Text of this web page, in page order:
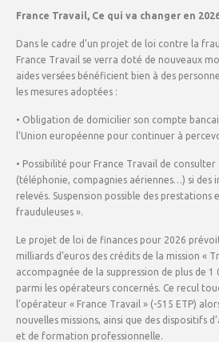
France Travail, Ce qui va changer en
Dans le cadre d’un projet de loi contre la
France Travail se verra doté de nouveaux
aides versées bénéficient bien à des
les mesures adoptées :
• Obligation de domicilier son compte
l’Union européenne pour continuer à
• Possibilité pour France Travail de
(téléphonie, compagnies aériennes…) si des
relevés. Suspension possible des prestations
frauduleuses ».
Le projet de loi de finances pour 2026
milliards d’euros des crédits de la mission «
accompagnée de la suppression de plus de
parmi les opérateurs concernés. Ce recul
l’opérateur « France Travail » (-515 ETP)
nouvelles missions, ainsi que des dispositifs
et de formation professionnelle.